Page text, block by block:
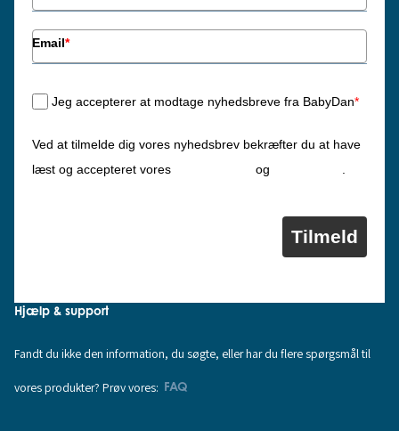
Email*
Jeg accepterer at modtage nyhedsbreve fra BabyDan*
Ved at tilmelde dig vores nyhedsbrev bekræfter du at have
læst og accepteret vores
og
Tilmeld
Hjælp & support
Fandt du ikke den information, du søgte, eller har du flere spørgsmål til
vores produkter? Prøv vores: FAQ